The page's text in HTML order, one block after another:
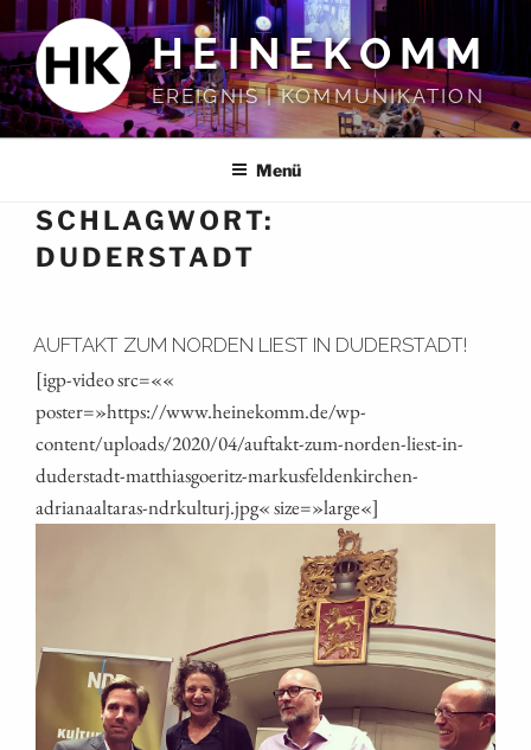
Inhalt
springen
HEINEKOMM
EREIGNIS | KOMMUNIKATION
Menü
SCHLAGWORT:
DUDERSTADT
AUFTAKT ZUM NORDEN LIEST IN DUDERSTADT!
[igp-video src=««
poster=»https://www.heinekomm.de/wp-
content/uploads/2020/04/auftakt-zum-norden-liest-in-
duderstadt-matthiasgoeritz-markusfeldenkirchen-
adrianaaltaras-ndrkulturj.jpg« size=»large«]